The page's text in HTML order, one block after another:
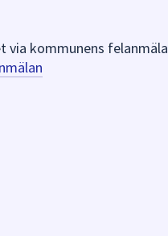
via kommunens